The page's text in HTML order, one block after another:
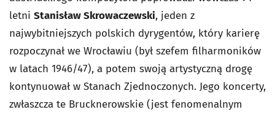
letni Stanisław Skrowaczewski, jeden z
najwybitniejszych polskich dyrygentów, który karierę
rozpoczynał we Wrocławiu (był szefem filharmoników
w latach 1946/47), a potem swoją artystyczną drogę
kontynuował w Stanach Zjednoczonych. Jego koncerty,
zwłaszcza te Brucknerowskie (jest fenomenalnym